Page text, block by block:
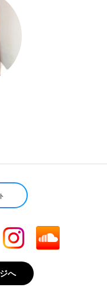
へ